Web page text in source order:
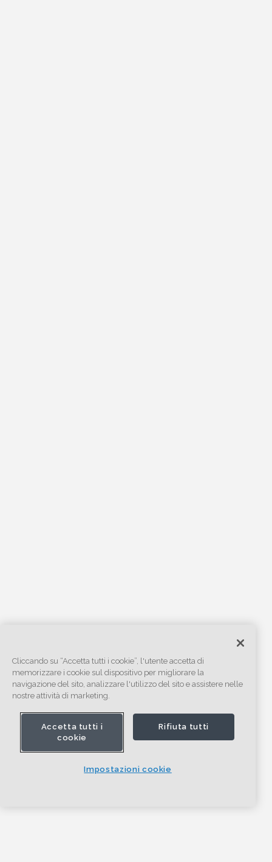
Cliccando su “Accetta tutti i cookie”, l'utente accetta di
memorizzare i cookie sul dispositivo per migliorare la
navigazione del sito, analizzare l'utilizzo del sito e assistere nelle
nostre attività di marketing.
Accetta tutti i
cookie
Rifiuta tutti
Impostazioni cookie